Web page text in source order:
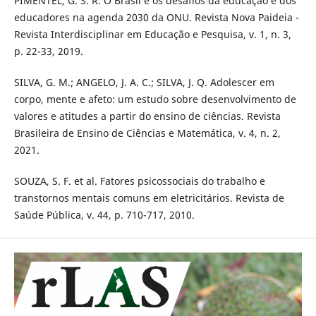
educadores na agenda 2030 da ONU. Revista Nova Paideia -
Revista Interdisciplinar em Educação e Pesquisa, v. 1, n. 3,
p. 22-33, 2019.
SILVA, G. M.; ANGELO, J. A. C.; SILVA, J. Q. Adolescer em
corpo, mente e afeto: um estudo sobre desenvolvimento de
valores e atitudes a partir do ensino de ciências. Revista
Brasileira de Ensino de Ciências e Matemática, v. 4, n. 2,
2021.
SOUZA, S. F. et al. Fatores psicossociais do trabalho e
transtornos mentais comuns em eletricitários. Revista de
Saúde Pública, v. 44, p. 710-717, 2010.